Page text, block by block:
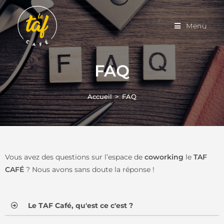
Menu
FAQ
Accueil > FAQ
Vous avez des questions sur l’espace de coworking le TAF
CAFÉ ? Nous avons sans doute la réponse !
Le TAF Café, qu'est ce c'est ?